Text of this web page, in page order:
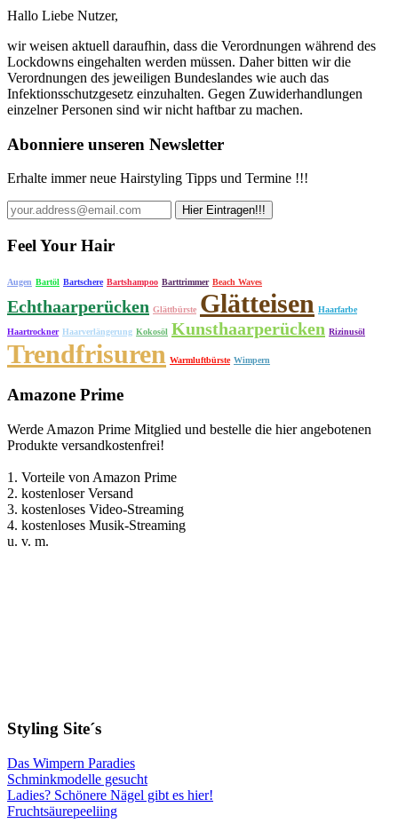
Hallo Liebe Nutzer,
wir weisen aktuell daraufhin, dass die Verordnungen während des
Lockdowns eingehalten werden müssen. Daher bitten wir die
Verordnungen des jeweiligen Bundeslandes wie auch das
Infektionsschutzgesetz einzuhalten. Gegen Zuwiderhandlungen
einzelner Personen sind wir nicht haftbar zu machen.
Abonniere unseren Newsletter
Erhalte immer neue Hairstyling Tipps und Termine !!!
Feel Your Hair
Augen Bartöl Bartschere Bartshampoo Barttrimmer Beach Waves
Echthaarperücken Glättbürste Glätteisen Haarfarbe
Haartrockner Haarverlängerung Kokosöl Kunsthaarperücken Rizinusöl
Trendfrisuren Warmluftbürste Wimpern
Amazone Prime
Werde Amazon Prime Mitglied und bestelle die hier angebotenen
Produkte versandkostenfrei!
1. Vorteile von Amazon Prime
2. kostenloser Versand
3. kostenloses Video-Streaming
4. kostenloses Musik-Streaming
u. v. m.
Styling Site´s
Das Wimpern Paradies
Schminkmodelle gesucht
Ladies? Schönere Nägel gibt es hier!
Fruchtsäurepeeliing